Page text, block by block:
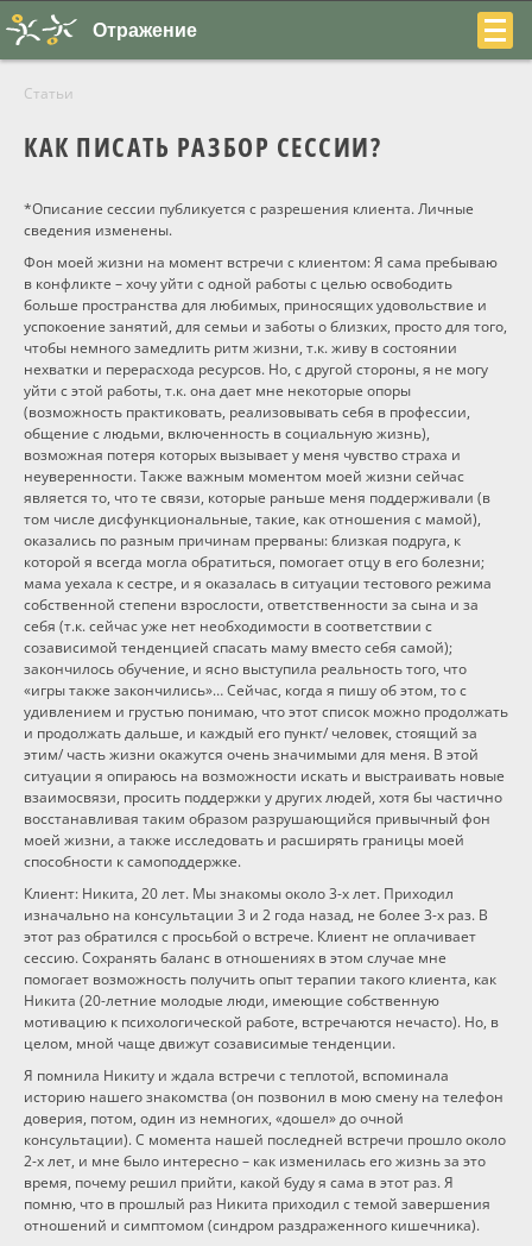
+7
(831)
230-
22-
04
О центре
Программы
Вебинары
Персоналии
Статьи
Новости
Контакты
Отражение
Статьи
КАК ПИСАТЬ РАЗБОР СЕССИИ?
*Описание сессии публикуется с разрешения клиента. Личные
сведения изменены.
Фон моей жизни на момент встречи с клиентом: Я сама пребываю
в конфликте – хочу уйти с одной работы с целью освободить
больше пространства для любимых, приносящих удовольствие и
успокоение занятий, для семьи и заботы о близких, просто для того,
чтобы немного замедлить ритм жизни, т.к. живу в состоянии
нехватки и перерасхода ресурсов. Но, с другой стороны, я не могу
уйти с этой работы, т.к. она дает мне некоторые опоры
(возможность практиковать, реализовывать себя в профессии,
общение с людьми, включенность в социальную жизнь),
возможная потеря которых вызывает у меня чувство страха и
неуверенности. Также важным моментом моей жизни сейчас
является то, что те связи, которые раньше меня поддерживали (в
том числе дисфункциональные, такие, как отношения с мамой),
оказались по разным причинам прерваны: близкая подруга, к
которой я всегда могла обратиться, помогает отцу в его болезни;
мама уехала к сестре, и я оказалась в ситуации тестового режима
собственной степени взрослости, ответственности за сына и за
себя (т.к. сейчас уже нет необходимости в соответствии с
созависимой тенденцией спасать маму вместо себя самой);
закончилось обучение, и ясно выступила реальность того, что
«игры также закончились»… Сейчас, когда я пишу об этом, то с
удивлением и грустью понимаю, что этот список можно продолжать
и продолжать дальше, и каждый его пункт/ человек, стоящий за
этим/ часть жизни окажутся очень значимыми для меня. В этой
ситуации я опираюсь на возможности искать и выстраивать новые
взаимосвязи, просить поддержки у других людей, хотя бы частично
восстанавливая таким образом разрушающийся привычный фон
моей жизни, а также исследовать и расширять границы моей
способности к самоподдержке.
Клиент: Никита, 20 лет. Мы знакомы около 3-х лет. Приходил
изначально на консультации 3 и 2 года назад, не более 3-х раз. В
этот раз обратился с просьбой о встрече. Клиент не оплачивает
сессию. Сохранять баланс в отношениях в этом случае мне
помогает возможность получить опыт терапии такого клиента, как
Никита (20-летние молодые люди, имеющие собственную
мотивацию к психологической работе, встречаются нечасто). Но, в
целом, мной чаще движут созависимые тенденции.
Я помнила Никиту и ждала встречи с теплотой, вспоминала
историю нашего знакомства (он позвонил в мою смену на телефон
доверия, потом, один из немногих, «дошел» до очной
консультации). С момента нашей последней встречи прошло около
2-х лет, и мне было интересно – как изменилась его жизнь за это
время, почему решил прийти, какой буду я сама в этот раз. Я
помню, что в прошлый раз Никита приходил с темой завершения
отношений и симптомом (синдром раздраженного кишечника).